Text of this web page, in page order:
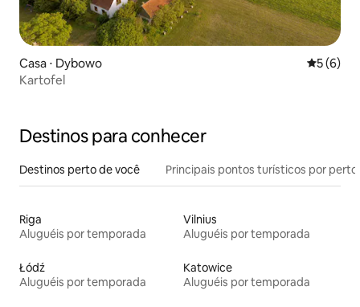
Casa ⋅ Dybowo 5 de
5 (6)
Kartofel
Destinos para conhecer
Destinos perto de você Principais pontos turísticos por perto
Riga
Aluguéis por temporada
Vilnius
Aluguéis por temporada
Łódź
Aluguéis por temporada
Katowice
Aluguéis por temporada